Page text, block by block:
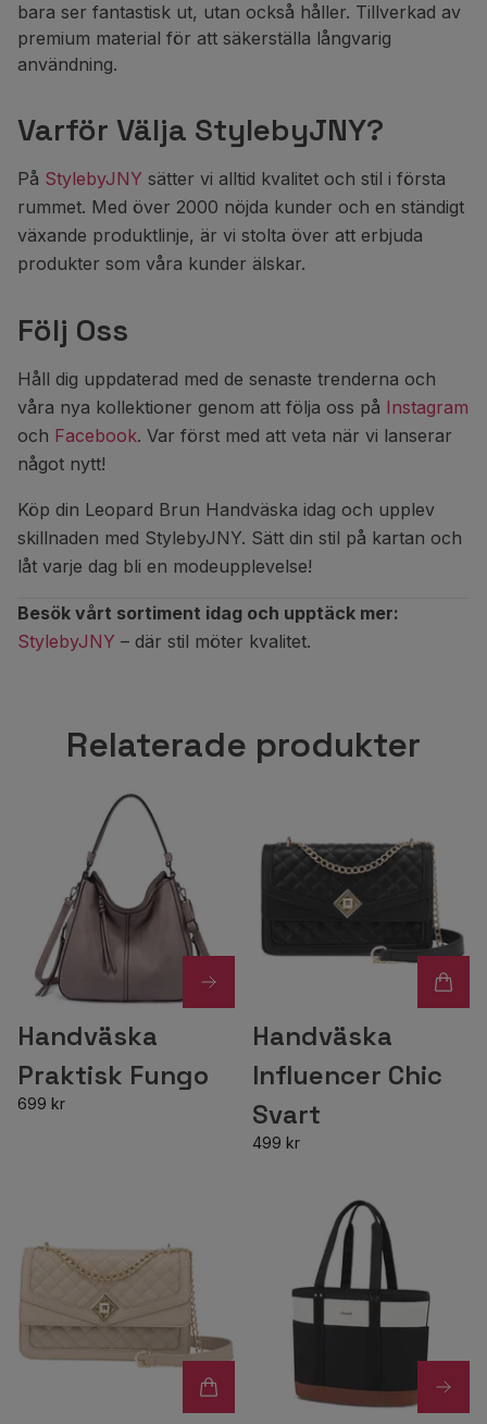
bara ser fantastisk ut, utan också håller. Tillverkad av
premium material för att säkerställa långvarig
användning.
Varför Välja StylebyJNY?
På StylebyJNY sätter vi alltid kvalitet och stil i första
rummet. Med över 2000 nöjda kunder och en ständigt
växande produktlinje, är vi stolta över att erbjuda
produkter som våra kunder älskar.
Följ Oss
Håll dig uppdaterad med de senaste trenderna och
våra nya kollektioner genom att följa oss på Instagram
och Facebook. Var först med att veta när vi lanserar
något nytt!
Köp din Leopard Brun Handväska idag och upplev
skillnaden med StylebyJNY. Sätt din stil på kartan och
låt varje dag bli en modeupplevelse!
Besök vårt sortiment idag och upptäck mer:
StylebyJNY – där stil möter kvalitet.
Relaterade produkter
Handväska
Praktisk Fungo
699 kr
Handväska
Influencer Chic
Svart
499 kr